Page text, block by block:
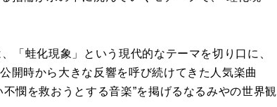
「蛙化現象」という現代的なテーマを切り口に、
開時から大きな反響を呼び続けてきた人気楽曲
憫を救おうとする音楽”を掲げるなるみやの世界観